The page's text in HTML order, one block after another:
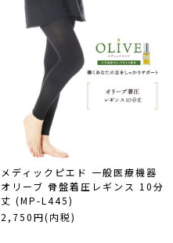
メディックピエド 一般医療機器
オリーブ 骨盤着圧レギンス 10分
丈 (MP-L445)
2,750円(内税)